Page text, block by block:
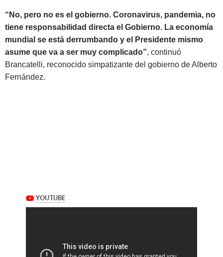
“No, pero no es el gobierno. Coronavirus, pandemia, no
tiene responsabilidad directa el Gobierno. La economía
mundial se está derrumbando y el Presidente mismo
asume que va a ser muy complicado”, continuó
Brancatelli, reconocido simpatizante del gobierno de Alberto
Fernández.